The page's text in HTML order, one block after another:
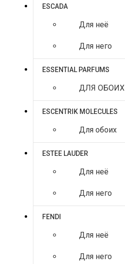
ESCADA
Для неё
Для него
ESSENTIAL PARFUMS
ДЛЯ ОБОИХ
ESCENTRIK MOLECULES
Для обоих
ESTEE LAUDER
Для неё
Для него
FENDI
Для неё
Для него